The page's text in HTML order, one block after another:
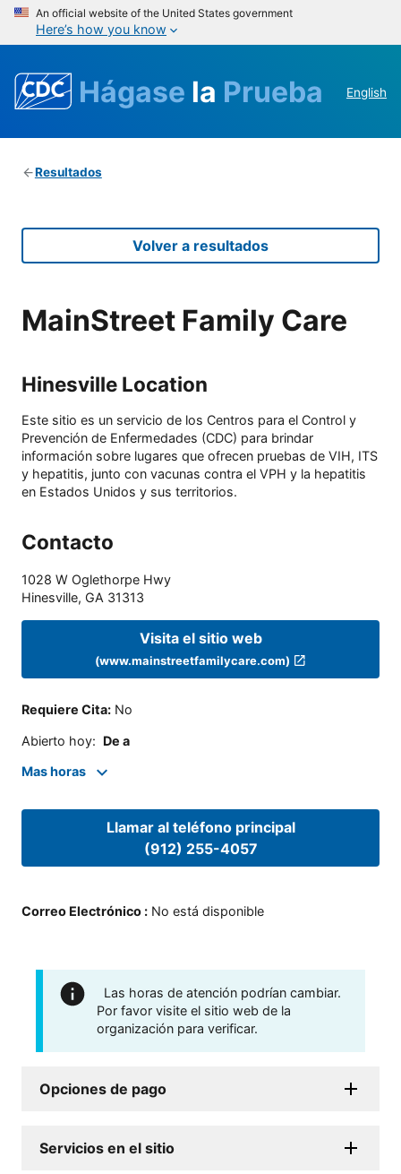
An official website of the United States government
Here’s how you know
Hágase la Prueba English
Resultados
Volver a resultados
MainStreet Family Care
Hinesville Location
Este sitio es un servicio de los Centros para el Control y
Prevención de Enfermedades (CDC) para brindar
información sobre lugares que ofrecen pruebas de VIH, ITS
y hepatitis, junto con vacunas contra el VPH y la hepatitis
en Estados Unidos y sus territorios.
Contacto
1028 W Oglethorpe Hwy
Hinesville, GA 31313
Visita el sitio web
(www.mainstreetfamilycare.com)
Requiere Cita: No
Abierto hoy: De a
Mas horas
Llamar al teléfono principal
(912) 255-4057
Correo Electrónico : No está disponible
Las horas de atención podrían cambiar.
Por favor visite el sitio web de la
organización para verificar.
Opciones de pago
Servicios en el sitio